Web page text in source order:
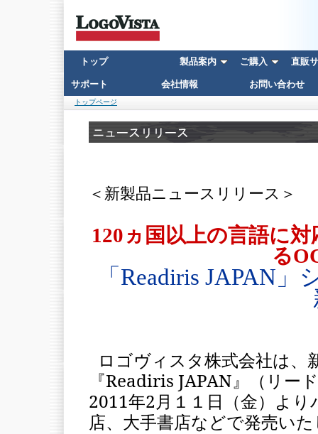
トップ 製品案内 ご購入 直販
サポート 会社情報 お問い合わせ
トップページ
＜新製品ニュースリリース＞
120ヵ国以上の言語に
る
「Readiris JAPAN
ロゴヴィスタ株式会社は
『Readiris JAPAN』（リー
2011年2月１１日（金）よ
店、大手書店などで発売い